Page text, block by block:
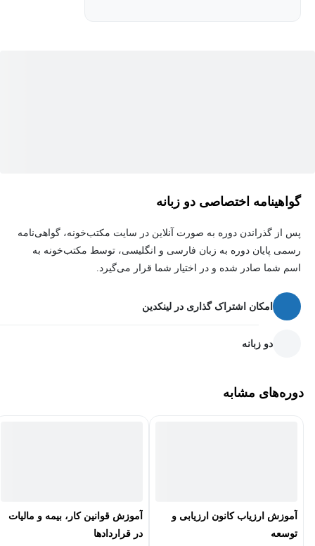
گواهینامه اختصاصی دو زبانه
پس از گذراندن دوره به صورت آنلاین در سایت مکتب‌خونه، گواهی‌نامه
رسمی پایان دوره به زبان فارسی و انگلیسی، توسط مکتب‌خونه به
اسم شما صادر شده و در اختیار شما قرار می‌گیرد.
امکان اشتراک گذاری در لینکدین
دو زبانه
دوره‌های مشابه
آموزش ارزیاب کانون ارزیابی و
توسعه
آموزش قوانین کار، بیمه و مالیات
در قراردادها